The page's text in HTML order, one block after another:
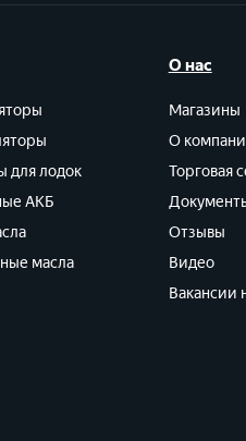
для лодок
АКБ
масла
О нас
Магазины
О
Торговая
Отзывы
Видео
Вакансии